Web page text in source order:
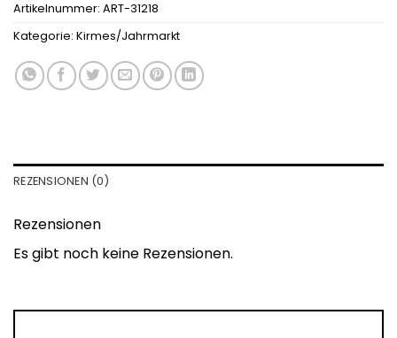
Artikelnummer: ART-31218
Kategorie: Kirmes/Jahrmarkt
REZENSIONEN (0)
Rezensionen
Es gibt noch keine Rezensionen.